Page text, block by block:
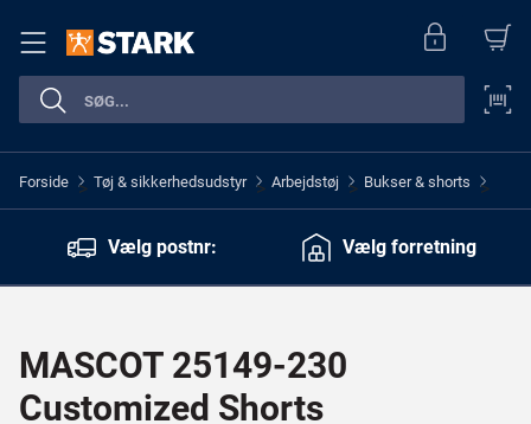
Forside > Tøj & sikkerhedsudstyr > Arbejdstøj > Bukser & shorts >
Vælg postnr: Vælg forretning
MASCOT 25149-230
Customized Shorts